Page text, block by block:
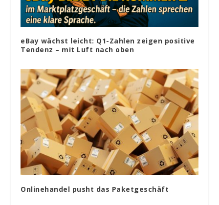
eBay wächst leicht: Q1-Zahlen zeigen positive
Tendenz – mit Luft nach oben
Onlinehandel pusht das Paketgeschäft